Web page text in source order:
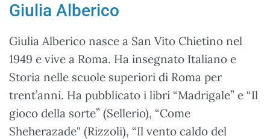
Giulia Alberico
Giulia Alberico nasce a San Vito Chietino nel
1949 e vive a Roma. Ha insegnato Italiano e
Storia nelle scuole superiori di Roma per
trent’anni. Ha pubblicato i libri “Madrigale” e “Il
gioco della sorte” (Sellerio), “Come
Sheherazade" (Rizzoli), “Il vento caldo del